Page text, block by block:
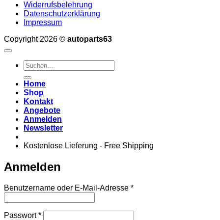
Widerrufsbelehrung
Datenschutzerklärung
Impressum
Copyright 2026 © autoparts63
Suchen
nach:
Home
Shop
Kontakt
Angebote
Anmelden
Newsletter
Kostenlose Lieferung - Free Shipping
Anmelden
Benutzername oder E-Mail-Adresse *Erforderlich
Passwort*Erforderlich